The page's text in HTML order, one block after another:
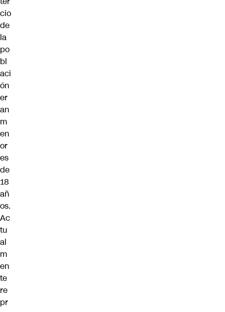
cio
de
la
po
bl
aci
ón
er
an
m
en
or
es
de
18
añ
os.
Ac
tu
al
m
en
te
re
pr